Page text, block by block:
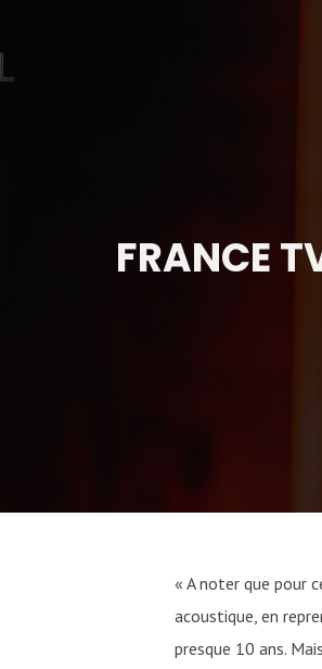
FRANCE
« A noter que pour
acoustique, en
presque 10 ans.